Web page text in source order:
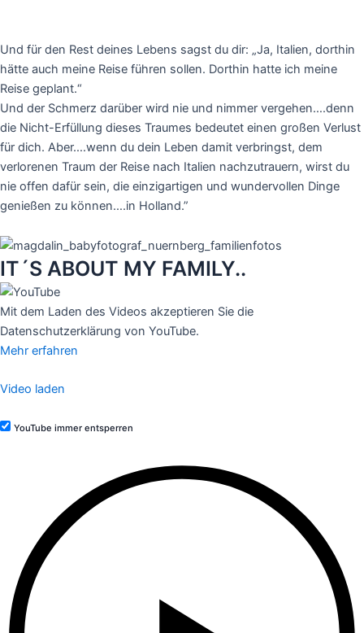
Und für den Rest deines Lebens sagst du dir: „Ja, Italien, dorthin
hätte auch meine Reise führen sollen. Dorthin hatte ich meine
Reise geplant.“
Und der Schmerz darüber wird nie und nimmer vergehen….denn
die Nicht-Erfüllung dieses Traumes bedeutet einen großen Verlust
für dich. Aber….wenn du dein Leben damit verbringst, dem
verlorenen Traum der Reise nach Italien nachzutrauern, wirst du
nie offen dafür sein, die einzigartigen und wundervollen Dinge
genießen zu können….in Holland.”
IT´S ABOUT MY FAMILY..
Mit dem Laden des Videos akzeptieren Sie die
Datenschutzerklärung von YouTube.
Mehr erfahren
Video laden
YouTube immer entsperren